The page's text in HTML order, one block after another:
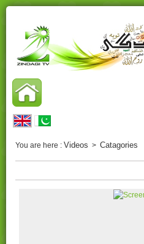
You are here : Videos > Catagories